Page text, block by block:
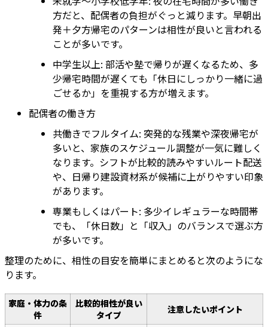
方だと、配偶者の負担がぐっと減ります。早朝出
発＋夕方帰宅のパターンは相性が良いと言われる
ことが多いです。
中学生以上: 部活や塾で帰りが遅くなるため、多
少帰宅時間が遅くても「休日にしっかり一緒に過
ごせるか」を重視する方が増えます。
配偶者の働き方
共働きでフルタイム: 突発的な残業や深夜帰宅が
多いと、家族のスケジュール調整が一気に難しく
なります。シフトが比較的読みやすいルート配送
や、日帰り建設資材系が候補に上がりやすい印象
があります。
専業もしくはパート: 多少イレギュラーな時間帯
でも、「休日数」と「収入」のバランスで選ぶ方
が多いです。
整理のために、相性の目安を簡単にまとめると次のようにな
ります。
家庭・体力の条
件
比較的相性が良い
タイプ
注意したいポイント